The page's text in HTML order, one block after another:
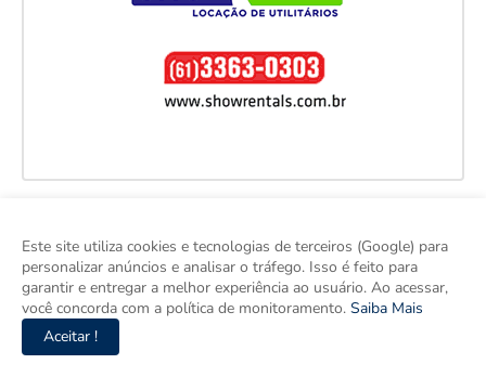
Este site utiliza cookies e tecnologias de terceiros (Google) para
personalizar anúncios e analisar o tráfego. Isso é feito para
garantir e entregar a melhor experiência ao usuário. Ao acessar,
você concorda com a política de monitoramento. Saiba Mais
Aceitar !